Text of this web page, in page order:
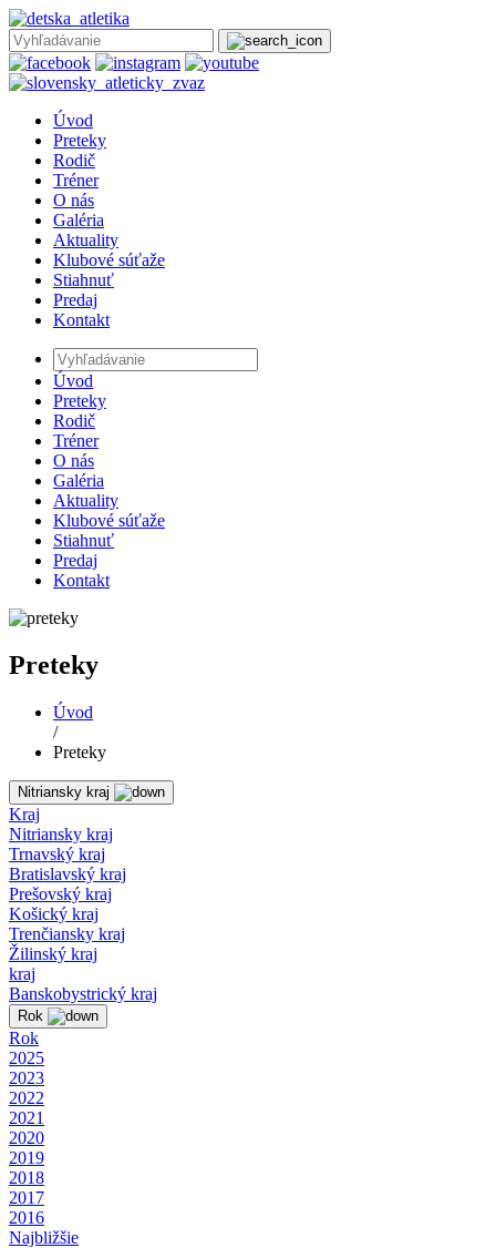
Úvod
Preteky
Rodič
Tréner
O nás
Galéria
Aktuality
Klubové súťaže
Stiahnuť
Predaj
Kontakt
Úvod
Preteky
Rodič
Tréner
O nás
Galéria
Aktuality
Klubové súťaže
Stiahnuť
Predaj
Kontakt
Preteky
Úvod
/
Preteky
Nitriansky kraj
Kraj
Nitriansky kraj
Trnavský kraj
Bratislavský kraj
Prešovský kraj
Košický kraj
Trenčiansky kraj
Žilinský kraj
kraj
Banskobystrický kraj
Rok
Rok
2025
2023
2022
2021
2020
2019
2018
2017
2016
Najbližšie